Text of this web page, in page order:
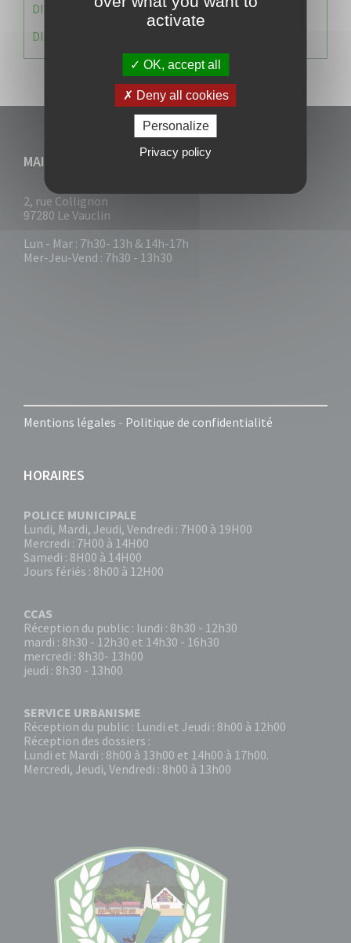
DIRECTION DES RESSOURCES ET MOYENS
DIRECTION DU DEVELLOPPEMENT URBAIN DURABL
MAIRIE DU VAUCLIN
2, rue Collignon
97280 Le Vauclin
Lun - Mar : 7h30- 13h & 14h-17h
Mer-Jeu-Vend : 7h30 - 13h30
Mentions légales - Politique de confidentialité
HORAIRES
POLICE MUNICIPALE
Lundi, Mardi, Jeudi, Vendredi : 7H00 à 19H00
Mercredi : 7H00 à 14H00
Samedi : 8H00 à 14H00
Jours fériés : 8h00 à 12H00
CCAS
Réception du public : lundi : 8h30 - 12h30
mardi : 8h30 - 12h30 et 14h30 - 16h30
mercredi : 8h30- 13h00
jeudi : 8h30 - 13h00
SERVICE URBANISME
Réception du public : Lundi et Jeudi : 8h00 à 12h00
Réception des dossiers :
Lundi et Mardi : 8h00 à 13h00 et 14h00 à 17h00.
Mercredi, Jeudi, Vendredi : 8h00 à 13h00
activate
OK, accept all
Deny all cookies
Personalize
Privacy policy